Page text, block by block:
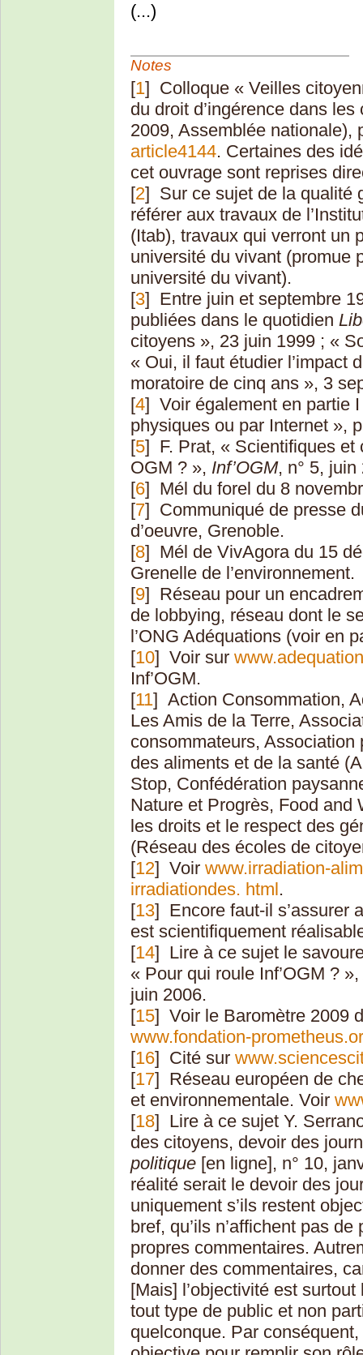
(...)
Notes
[1] Colloque « Veilles
du droit d’ingérence dans
2009, Assemblée nationale),
article4144. Certaines des
cet ouvrage sont reprises
[2] Sur ce sujet de la qualité
référer aux travaux de
(Itab), travaux qui verront un
université du vivant (promue
université du vivant).
[3] Entre juin et septembre
publiées dans le quotidien
citoyens », 23 juin 1999 ; «
« Oui, il faut étudier l’impact
moratoire de cinq ans », 3
[4] Voir également en partie
physiques ou par Internet »,
[5] F. Prat, « Scientifiques
OGM ? », Inf’OGM, n° 5, juin
[6] Mél du forel du 8
[7] Communiqué de presse
d’oeuvre, Grenoble.
[8] Mél de VivAgora du 15
Grenelle de l’environnement.
[9] Réseau pour un
de lobbying, réseau dont le
l’ONG Adéquations (voir en
[10] Voir sur
Inf’OGM.
[11] Action Consommation,
Les Amis de la Terre,
consommateurs, Association
des aliments et de la santé
Stop, Confédération
Nature et Progrès, Food and
les droits et le respect des
(Réseau des écoles de
[12] Voir www.irradiation-
irradiationdes. html.
[13] Encore faut-il s’assurer
est scientifiquement
[14] Lire à ce sujet le
« Pour qui roule Inf’OGM ? »,
juin 2006.
[15] Voir le Baromètre 2009
www.fondation-
[16] Cité sur
[17] Réseau européen de
et environnementale. Voir
[18] Lire à ce sujet Y.
des citoyens, devoir des
politique [en ligne], n° 10,
réalité serait le devoir des
uniquement s’ils restent
bref, qu’ils n’affichent pas
propres commentaires.
donner des commentaires,
[Mais] l’objectivité est
tout type de public et non
quelconque. Par